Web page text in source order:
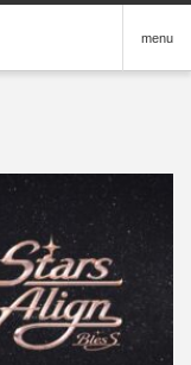
menu